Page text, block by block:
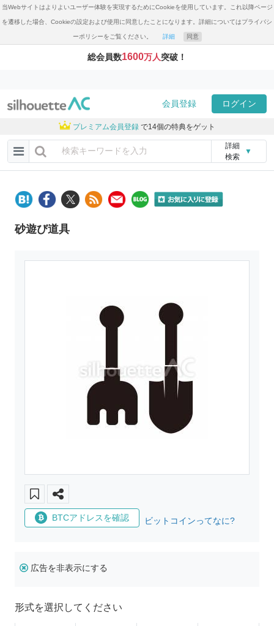
当Webサイトはよりよいユーザー体験を実現するためにCookieを使用しています。これ以降ページ
を遷移した場合、Cookieの設定および使用に同意したことになります。詳細についてはプライバシ
ーポリシーをご覧ください。 詳細 同意
総会員数1600万人突破！
会員登録 ログイン
プレミアム会員登録 で14個の特典をゲット
詳細
検索
▼
砂遊び道具
BTCアドレスを確認 ビットコインってなに?
広告を非表示にする
形式を選択してください